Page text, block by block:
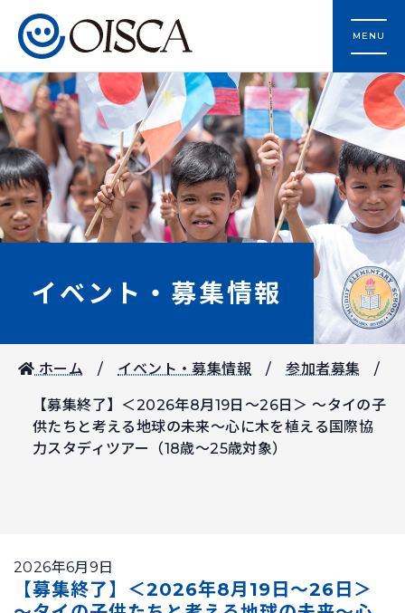
MENU
イベント・募集情報
ホーム イベント・募集情報 参加者募集
【募集終了】＜2026年8月19日～26日＞ ～タイの子
供たちと考える地球の未来～心に木を植える国際協
力スタディツアー（18歳～25歳対象）
2026年6月9日
【募集終了】＜2026年8月19日～26日＞